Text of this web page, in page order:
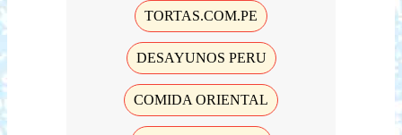
TORTAS.COM.PE
DESAYUNOS PERU
COMIDA ORIENTAL